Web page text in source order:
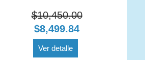
$10,450.00
$8,499.84
Ver detalle